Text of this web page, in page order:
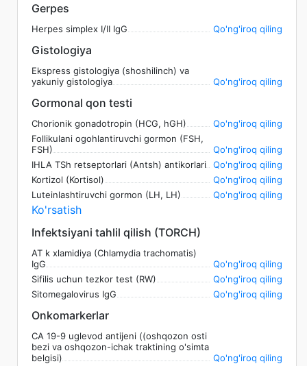
Gerpes
Herpes simplex I/II IgG Qo'ng'iroq qiling
Gistologiya
Ekspress gistologiya (shoshilinch) va
yakuniy gistologiya
Qo'ng'iroq qiling
Gormonal qon testi
Chorionik gonadotropin (HCG, hGH)
Qo'ng'iroq qiling
Follikulani ogohlantiruvchi gormon (FSH,
FSH)
Qo'ng'iroq qiling
IHLA TSh retseptorlari (Antsh) antikorlari
Qo'ng'iroq qiling
Kortizol (Kortisol)
Qo'ng'iroq qiling
Luteinlashtiruvchi gormon (LH, LH)
Qo'ng'iroq qiling
Ko'rsatish
Infektsiyani tahlil qilish (TORCH)
AT k xlamidiya (Chlamydia trachomatis)
IgG
Qo'ng'iroq qiling
Sifilis uchun tezkor test (RW)
Qo'ng'iroq qiling
Sitomegalovirus IgG
Qo'ng'iroq qiling
Onkomarkerlar
CA 19-9 uglevod antijeni ((oshqozon osti
bezi va oshqozon-ichak traktining o'simta
belgisi)
Qo'ng'iroq qiling